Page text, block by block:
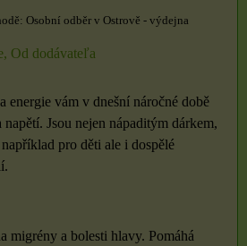
Osobní odběr v Ostrově - výdejna
Od dodávateľa
energie vám v dnešní náročné době
napětí. Jsou nejen nápaditým dárkem,
pro děti ale i dospělé
migrény a bolesti hlavy. Pomáhá